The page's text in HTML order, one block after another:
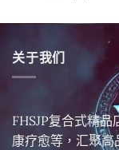
关于我们
FHSJP复合式精
康疗愈等，汇聚